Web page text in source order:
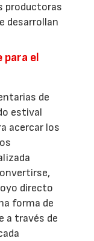
productoras
desarrollan
el
de
estival
acercar los
directo
forma de
a través de